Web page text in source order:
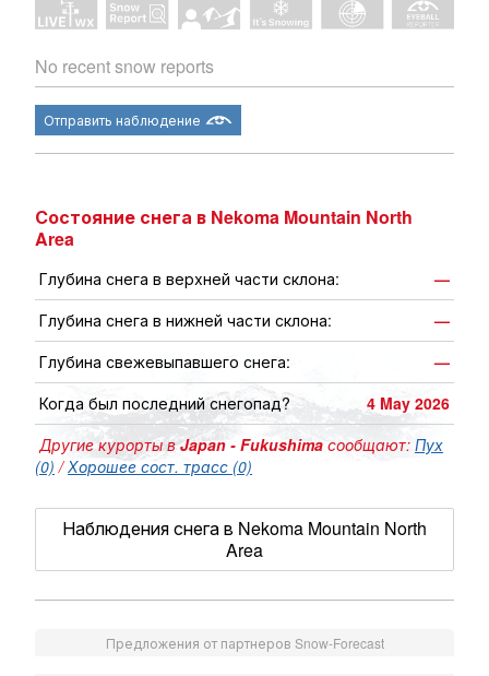
No recent snow reports
Отправить наблюдение
Состояние снега в Nekoma Mountain North
Area
Глубина снега в верхней части склона:
—
Глубина снега в нижней части склона:
—
Глубина свежевыпавшего снега:
—
Когда был последний снегопад?
4 May 2026
Другие курорты вJapan - Fukushima сообщают: Пух
(0) /Хорошее сост. трасс (0)
Наблюдения снега в Nekoma Mountain North
Area
Предложения от партнеров Snow-Forecast